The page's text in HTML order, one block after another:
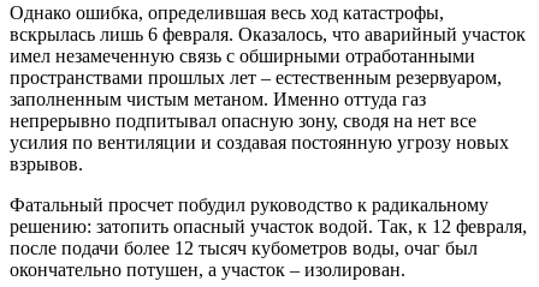
Однако ошибка, определившая весь ход катастрофы,
вскрылась лишь 6 февраля. Оказалось, что аварийный участок
имел незамеченную связь с обширными отработанными
пространствами прошлых лет – естественным резервуаром,
заполненным чистым метаном. Именно оттуда газ
непрерывно подпитывал опасную зону, сводя на нет все
усилия по вентиляции и создавая постоянную угрозу новых
взрывов.
Фатальный просчет побудил руководство к радикальному
решению: затопить опасный участок водой. Так, к 12 февраля,
после подачи более 12 тысяч кубометров воды, очаг был
окончательно потушен, а участок – изолирован.